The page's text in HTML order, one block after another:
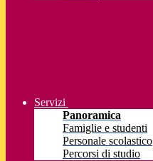
Servizi
Panoramica
Famiglie e studenti
Personale scolastico
Percorsi di studio